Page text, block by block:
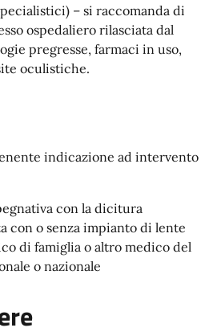
– si raccomanda di
ospedaliero rilasciata dal
pregresse, farmaci in uso,
oculistiche.
indicazione ad intervento
con la dicitura
con o senza impianto di lente
di famiglia o altro medico del
o nazionale